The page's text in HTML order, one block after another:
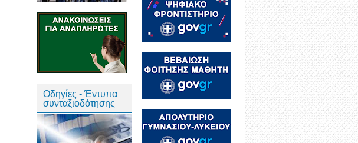
Οδηγίες - Έντυπα
συνταξιοδότησης